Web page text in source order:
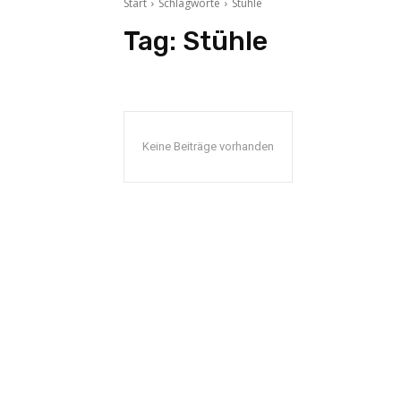
Start Schlagworte Stühle
Tag: Stühle
Keine Beiträge vorhanden